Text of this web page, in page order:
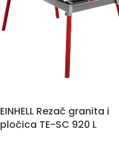
EINHELL Rezač granita i
pločica TE-SC 920 L